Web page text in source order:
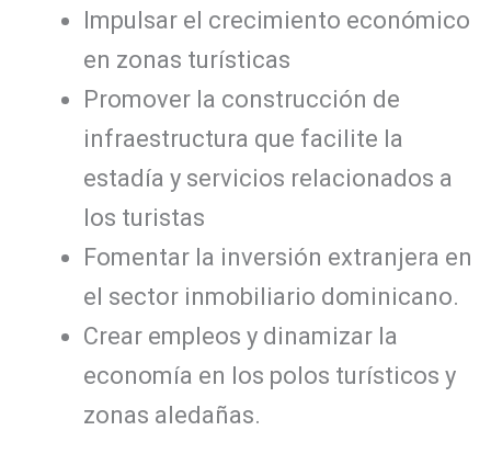
Impulsar el crecimiento económico
en zonas turísticas
Promover la construcción de
infraestructura que facilite la
estadía y servicios relacionados a
los turistas
Fomentar la inversión extranjera en
el sector inmobiliario dominicano.
Crear empleos y dinamizar la
economía en los polos turísticos y
zonas aledañas.